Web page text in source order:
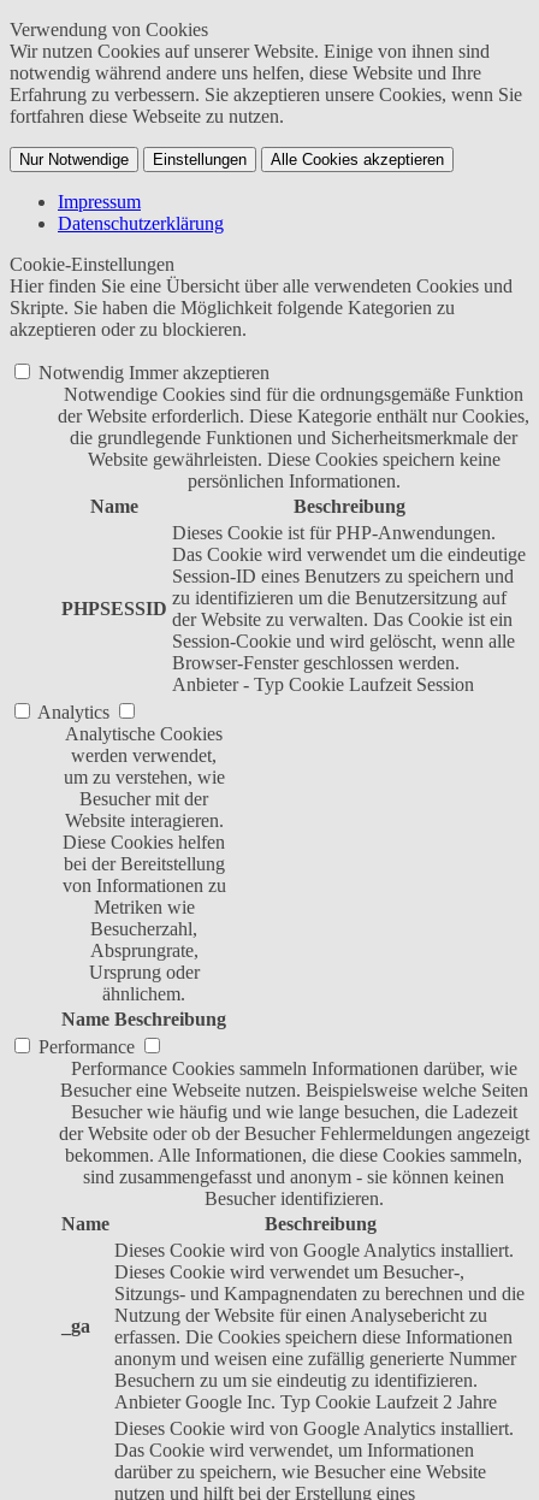
Verwendung von Cookies
Wir nutzen Cookies auf unserer Website. Einige von ihnen sind
notwendig während andere uns helfen, diese Website und Ihre
Erfahrung zu verbessern. Sie akzeptieren unsere Cookies, wenn Sie
fortfahren diese Webseite zu nutzen.
Nur Notwendige Einstellungen Alle Cookies akzeptieren
Impressum
Datenschutzerklärung
Cookie-Einstellungen
Hier finden Sie eine Übersicht über alle verwendeten Cookies und
Skripte. Sie haben die Möglichkeit folgende Kategorien zu
akzeptieren oder zu blockieren.
Notwendig Immer akzeptieren
Notwendige Cookies sind für die ordnungsgemäße Funktion
der Website erforderlich. Diese Kategorie enthält nur Cookies,
die grundlegende Funktionen und Sicherheitsmerkmale der
Website gewährleisten. Diese Cookies speichern keine
persönlichen Informationen.
Name
Beschreibung
PHPSESSID
Dieses Cookie ist für PHP-Anwendungen.
Das Cookie wird verwendet um die eindeutige
Session-ID eines Benutzers zu speichern und
zu identifizieren um die Benutzersitzung auf
der Website zu verwalten. Das Cookie ist ein
Session-Cookie und wird gelöscht, wenn alle
Browser-Fenster geschlossen werden.
Anbieter - Typ Cookie Laufzeit Session
Analytics
Analytische Cookies
werden verwendet,
um zu verstehen, wie
Besucher mit der
Website interagieren.
Diese Cookies helfen
bei der Bereitstellung
von Informationen zu
Metriken wie
Besucherzahl,
Absprungrate,
Ursprung oder
ähnlichem.
Name Beschreibung
Performance
Performance Cookies sammeln Informationen darüber, wie
Besucher eine Webseite nutzen. Beispielsweise welche Seiten
Besucher wie häufig und wie lange besuchen, die Ladezeit
der Website oder ob der Besucher Fehlermeldungen angezeigt
bekommen. Alle Informationen, die diese Cookies sammeln,
sind zusammengefasst und anonym - sie können keinen
Besucher identifizieren.
Name
Beschreibung
_ga
Dieses Cookie wird von Google Analytics installiert.
Dieses Cookie wird verwendet um Besucher-,
Sitzungs- und Kampagnendaten zu berechnen und die
Nutzung der Website für einen Analysebericht zu
erfassen. Die Cookies speichern diese Informationen
anonym und weisen eine zufällig generierte Nummer
Besuchern zu um sie eindeutig zu identifizieren.
Anbieter Google Inc. Typ Cookie Laufzeit 2 Jahre
Dieses Cookie wird von Google Analytics installiert.
Das Cookie wird verwendet, um Informationen
darüber zu speichern, wie Besucher eine Website
nutzen und hilft bei der Erstellung eines